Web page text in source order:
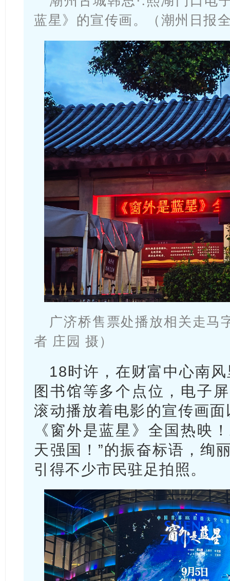
蓝星》的宣传画。（潮州日报
广济桥售票处播放相关走马
者 庄园 摄）
18时许，在财富中心南
图书馆等多个点位，电子
滚动播放着电影的宣传画
《窗外是蓝星》全国热映
天强国！”的振奋标语，绚
引得不少市民驻足拍照。